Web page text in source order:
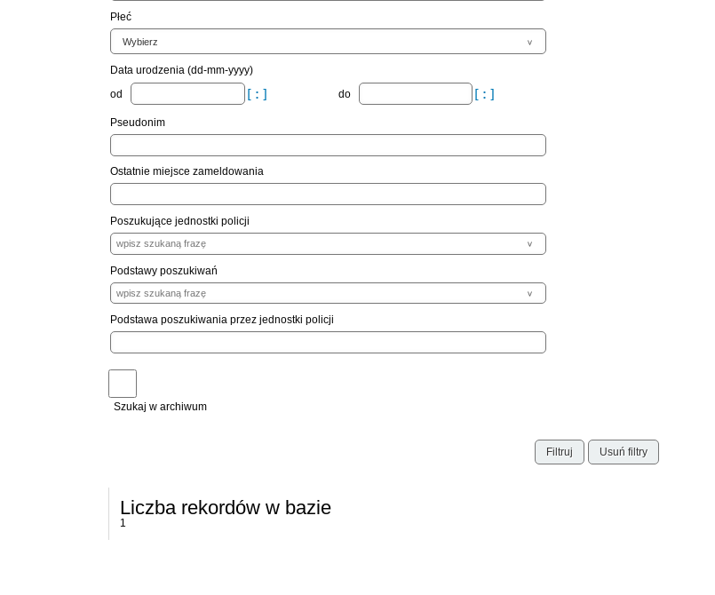
Płeć
Data urodzenia (dd-mm-yyyy)
od
do
Pseudonim
Ostatnie miejsce zameldowania
Poszukujące jednostki policji
Podstawy poszukiwań
Podstawa poszukiwania przez jednostki policji
Szukaj w archiwum
Filtruj Usuń filtry
Liczba rekordów w bazie
1